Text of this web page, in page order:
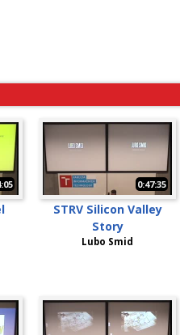
0:47:35
STRV Silicon Valley
Story
Lubo Smid